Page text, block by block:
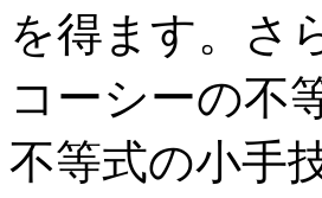
を得ます。さ
コーシーの不
不等式の小手